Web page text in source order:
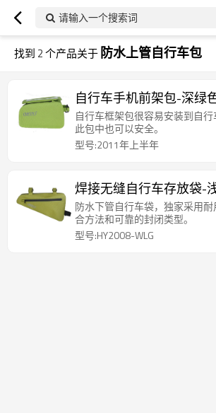
请输入一个搜索词
找到 2个产品关于防水上管自行车包
自行车手机前架包-深绿
自行车框架包很容易安装到自
此包中也可以安全。
型号:2011年上半年
焊接无缝自行车存放袋-
防水下管自行车袋，独家采用
合方法和可靠的封闭类型。
型号:HY2008-WLG